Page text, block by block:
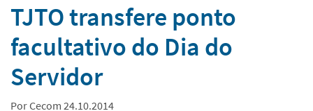
Notícias
TJTO transfere ponto
facultativo do Dia do
Servidor
Por Cecom 24.10.2014